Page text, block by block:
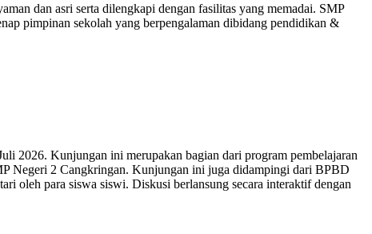
dan asri serta dilengkapi dengan fasilitas yang memadai. SMP
pimpinan sekolah yang berpengalaman dibidang pendidikan &
2026. Kunjungan ini merupakan bagian dari program pembelajaran
Negeri 2 Cangkringan. Kunjungan ini juga didampingi dari BPBD
oleh para siswa siswi. Diskusi berlansung secara interaktif dengan